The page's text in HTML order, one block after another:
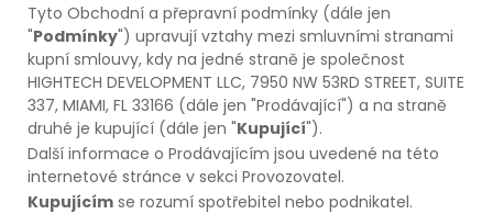
Tyto Obchodní a přepravní podmínky (dále jen
"Podmínky") upravují vztahy mezi smluvními stranami
kupní smlouvy, kdy na jedné straně je společnost
HIGHTECH DEVELOPMENT LLC, 7950 NW 53RD STREET, SUITE
337, MIAMI, FL 33166 (dále jen "Prodávající") a na straně
druhé je kupující (dále jen "Kupující").
Další informace o Prodávajícím jsou uvedené na této
internetové stránce v sekci Provozovatel.
Kupujícím se rozumí spotřebitel nebo podnikatel.